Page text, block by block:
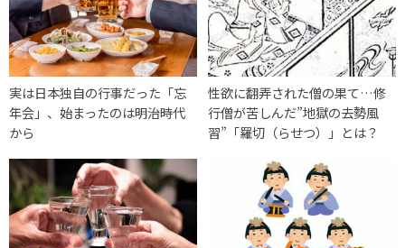
実は日本独自の行事だった「忘
年会」、始まったのは明治時代
から
性欲に翻弄された僧の果て…修
行僧が苦しんだ”地獄の去勢風
習”「羅切（らせつ）」とは？